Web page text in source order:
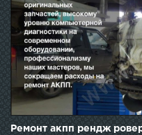
Ремонт акпп рендж